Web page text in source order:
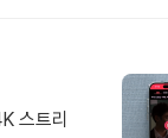
스트리